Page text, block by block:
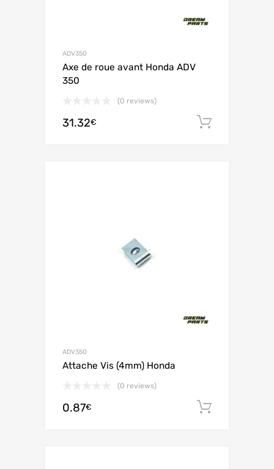
ADV350
Axe de roue avant Honda ADV
350
(0 reviews)
31.32€
ADV350
Attache Vis (4mm) Honda
(0 reviews)
0.87€